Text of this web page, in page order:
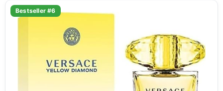
Bestseller #6